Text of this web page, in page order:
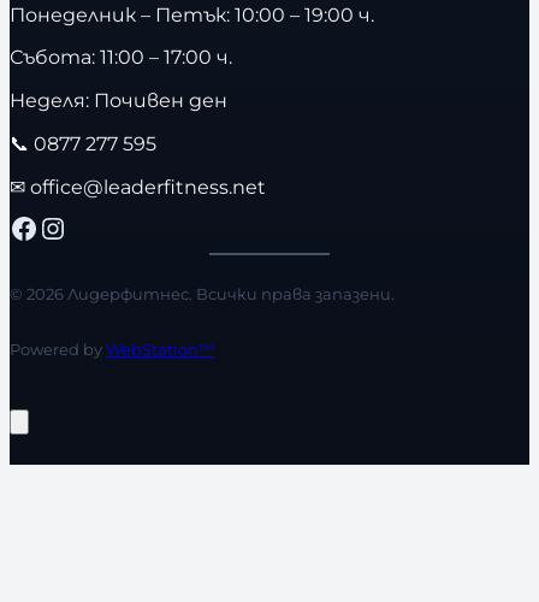
Понеделник – Петък: 10:00 – 19:00 ч.
Събота: 11:00 – 17:00 ч.
Неделя: Почивен ден
📞 0877 277 595
✉ office@leaderfitness.net
Facebook Instagram
© 2026 Лидерфитнес. Всички права запазени.
Powered byWebStation™